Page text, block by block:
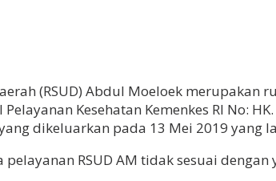
(RSUD) Abdul Moeloek
Kesehatan Kemenkes RI No:
dikeluarkan pada 13 Mei 2019 yang
RSUD AM tidak sesuai